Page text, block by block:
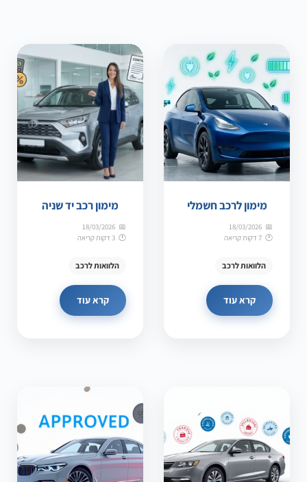
מימון לרכב חשמלי
18/03/2026
7 דקות קריאה
הלוואות לרכב
קרא עוד
מימון רכב יד שניה
18/03/2026
3 דקות קריאה
הלוואות לרכב
קרא עוד